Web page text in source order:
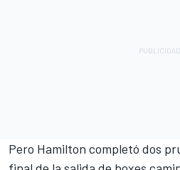
Pero Hamilton completó dos